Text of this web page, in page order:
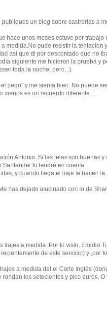
un blog sobre sastrerías a
hace unos meses estuve por
medida.No pude resistir la
así que di por descontado que no
siguiente me hicieron la prueba y
toda la noche, pero...).
pego" y me sienta bien. No puede
menos es un recuerdo diferente...
Antonio. Si las telas son buenas
Santander lo tendré en cuenta.
y cuando llega el traje te hacen
has dejado alucinado con lo de
trajes a medida. Por lo visto, Emidio
de este servicio) y ,por
a medida del el Corte Inglés
los setecientos y pico euros.